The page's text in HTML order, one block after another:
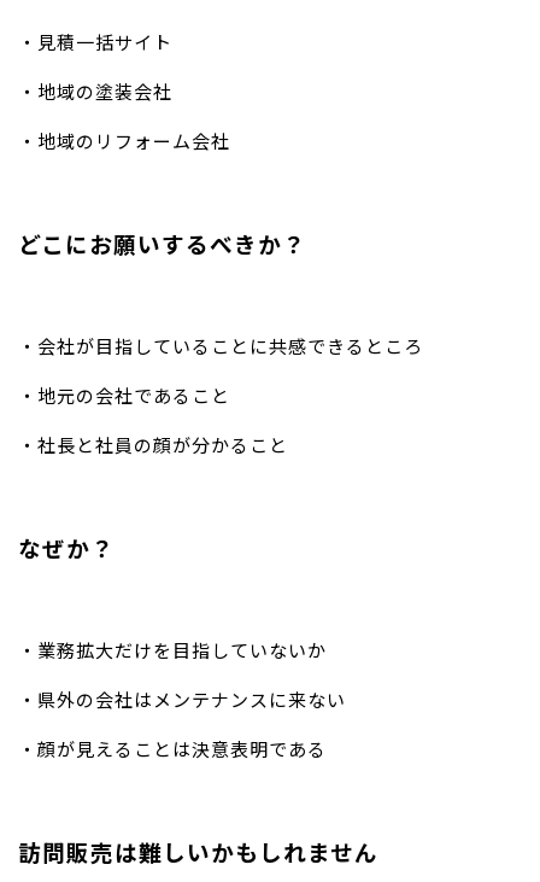
・見積一括サイト
・地域の塗装会社
・地域のリフォーム会社
どこにお願いするべきか？
・会社が目指していることに共感できるところ
・地元の会社であること
・社長と社員の顔が分かること
なぜか？
・業務拡大だけを目指していないか
・県外の会社はメンテナンスに来ない
・顔が見えることは決意表明である
訪問販売は難しいかもしれません